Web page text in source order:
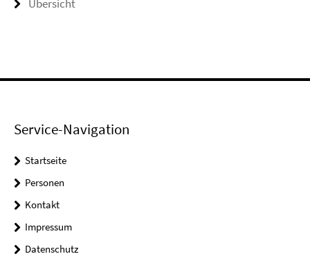
Übersicht
Service-Navigation
Startseite
Personen
Kontakt
Impressum
Datenschutz